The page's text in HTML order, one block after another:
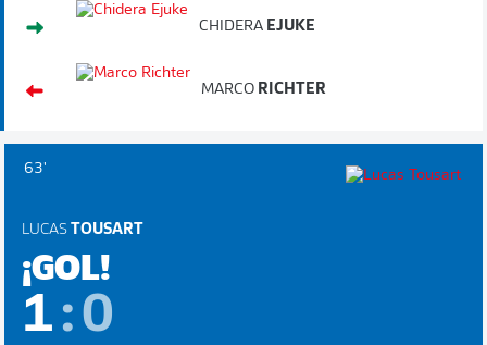
CHIDERA EJUKE
MARCO RICHTER
63'
LUCAS TOUSART
¡GOL!
1:0